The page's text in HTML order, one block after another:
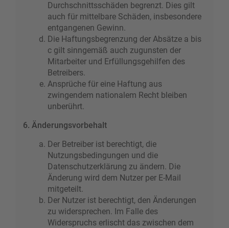
Durchschnittsschäden begrenzt. Dies gilt
auch für mittelbare Schäden, insbesondere
entgangenen Gewinn.
Die Haftungsbegrenzung der Absätze a bis
c gilt sinngemäß auch zugunsten der
Mitarbeiter und Erfüllungsgehilfen des
Betreibers.
Ansprüche für eine Haftung aus
zwingendem nationalem Recht bleiben
unberührt.
6. Änderungsvorbehalt
Der Betreiber ist berechtigt, die
Nutzungsbedingungen und die
Datenschutzerklärung zu ändern. Die
Änderung wird dem Nutzer per E-Mail
mitgeteilt.
Der Nutzer ist berechtigt, den Änderungen
zu widersprechen. Im Falle des
Widerspruchs erlischt das zwischen dem